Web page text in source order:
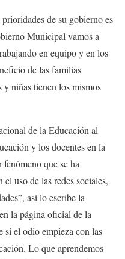
de su gobierno es
Municipal vamos a
en equipo y en los
de las familias
y niñas tienen los mismos
de la Educación al
y los docentes en la
que se ha
uso de las redes sociales,
así lo escribe la
la página oficial de la
si el odio empieza con las
Lo que aprendemos